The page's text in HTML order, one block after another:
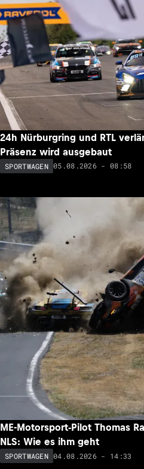
24h Nürburgring und RTL
Präsenz wird ausgebaut
SPORTWAGEN 05.08.2026 - 08:58
ME-Motorsport-Pilot Thomas
NLS: Wie es ihm geht
SPORTWAGEN 04.08.2026 - 14:33